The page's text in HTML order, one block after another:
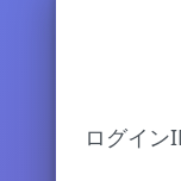
ログイン